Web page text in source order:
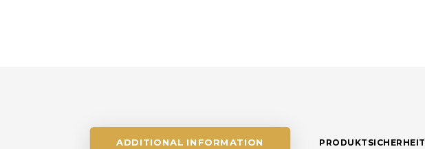
ADDITIONAL INFORMATION PRODUKTSICHERHEIT